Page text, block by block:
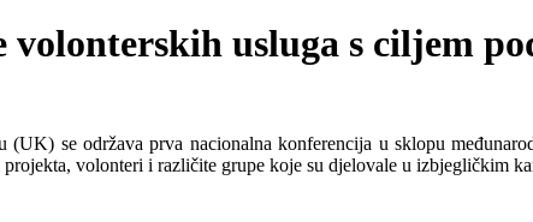
usluga s ciljem
(UK) se održava prva nacionalna konferencija u sklopu
volonteri i različite grupe koje su djelovale u izbjegličkim